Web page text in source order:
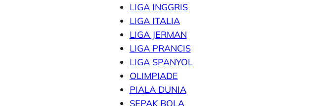
LIGA INGGRIS
LIGA ITALIA
LIGA JERMAN
LIGA PRANCIS
LIGA SPANYOL
OLIMPIADE
PIALA DUNIA
SEPAK BOLA